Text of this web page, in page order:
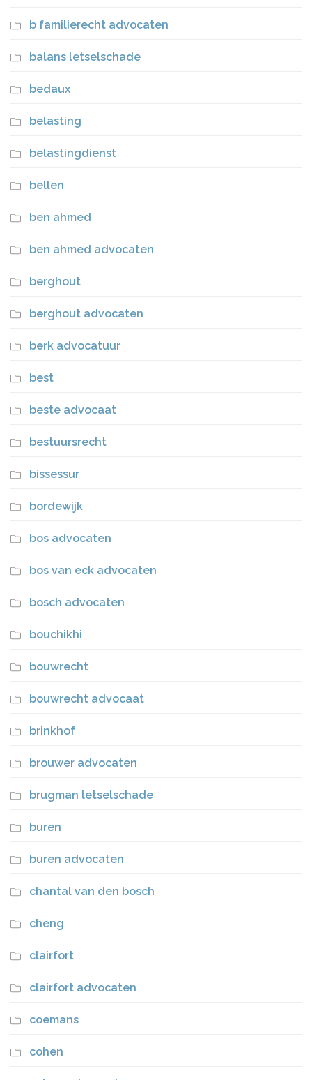
b familierecht advocaten
balans letselschade
bedaux
belasting
belastingdienst
bellen
ben ahmed
ben ahmed advocaten
berghout
berghout advocaten
berk advocatuur
best
beste advocaat
bestuursrecht
bissessur
bordewijk
bos advocaten
bos van eck advocaten
bosch advocaten
bouchikhi
bouwrecht
bouwrecht advocaat
brinkhof
brouwer advocaten
brugman letselschade
buren
buren advocaten
chantal van den bosch
cheng
clairfort
clairfort advocaten
coemans
cohen